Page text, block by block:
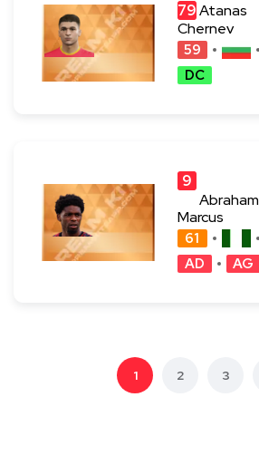
79Atanas
Chernev
59
DC
9
Abraham
Marcus
61
AD
AG
1 2 3